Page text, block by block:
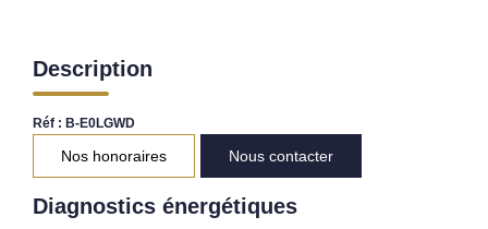
AGENCES
Qui Sommes Nous
Description
Réf : B-E0LGWD
Nos honoraires Nous contacter
Diagnostics énergétiques